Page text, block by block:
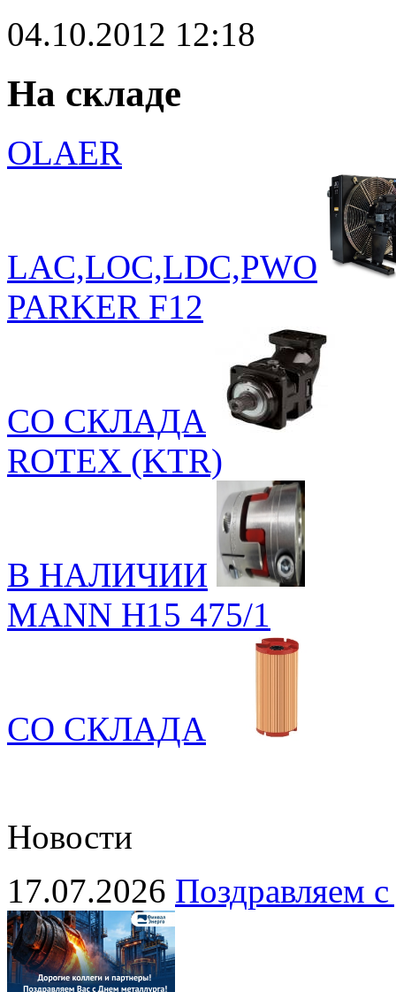
04.10.2012 12:18
На складе
OLAER
LAC,LOC,LDC,PWO
PARKER F12
СО СКЛАДА
ROTEX (KTR)
В НАЛИЧИИ
MANN H15 475/1
СО СКЛАДА
Новости
17.07.2026 Поздравляем